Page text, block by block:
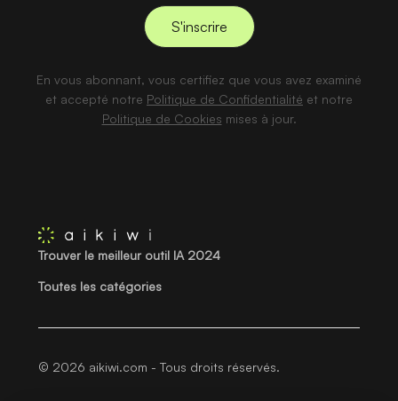
En vous abonnant, vous certifiez que vous avez examiné
et accepté notre Politique de Confidentialité et notre
Politique de Cookies mises à jour.
Trouver le meilleur outil IA 2024
Toutes les catégories
© 2026 aikiwi.com - Tous droits réservés.